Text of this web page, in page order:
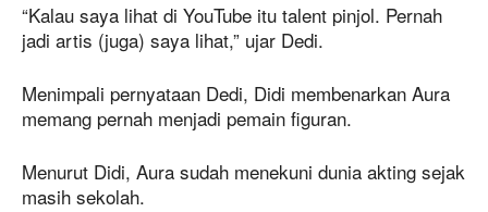
“Kalau saya lihat di YouTube itu talent pinjol. Pernah
jadi artis (juga) saya lihat,” ujar Dedi.
Menimpali pernyataan Dedi, Didi membenarkan Aura
memang pernah menjadi pemain figuran.
Menurut Didi, Aura sudah menekuni dunia akting sejak
masih sekolah.